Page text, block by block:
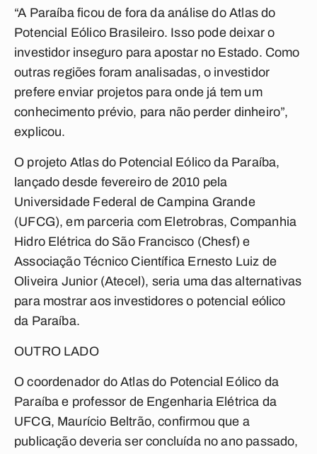
“A Paraíba ficou de fora da análise do Atlas do
Potencial Eólico Brasileiro. Isso pode deixar o
investidor inseguro para apostar no Estado. Como
outras regiões foram analisadas, o investidor
prefere enviar projetos para onde já tem um
conhecimento prévio, para não perder dinheiro”,
explicou.
O projeto Atlas do Potencial Eólico da Paraíba,
lançado desde fevereiro de 2010 pela
Universidade Federal de Campina Grande
(UFCG), em parceria com Eletrobras, Companhia
Hidro Elétrica do São Francisco (Chesf) e
Associação Técnico Científica Ernesto Luiz de
Oliveira Junior (Atecel), seria uma das alternativas
para mostrar aos investidores o potencial eólico
da Paraíba.
OUTRO LADO
O coordenador do Atlas do Potencial Eólico da
Paraíba e professor de Engenharia Elétrica da
UFCG, Maurício Beltrão, confirmou que a
publicação deveria ser concluída no ano passado,